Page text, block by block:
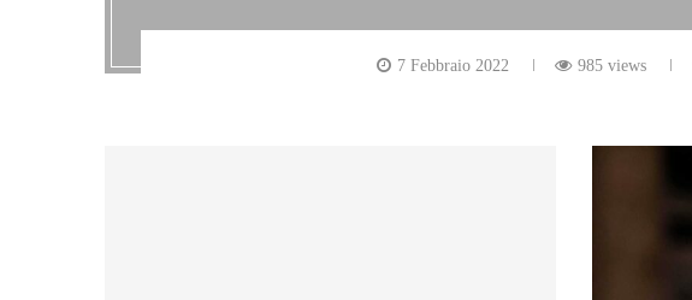
7 Febbraio 2022 985 views